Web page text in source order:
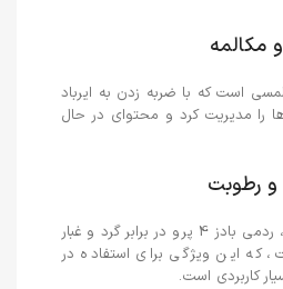
مکالمه
است که با ضربه زدن به ایرباد
را مدیریت کرد و محتوای در حال
و رطوبت
، ردمی بادز 4 پرو در برابر گرد و غبار
این ویژگی برای استفاده در
کاربردی است.